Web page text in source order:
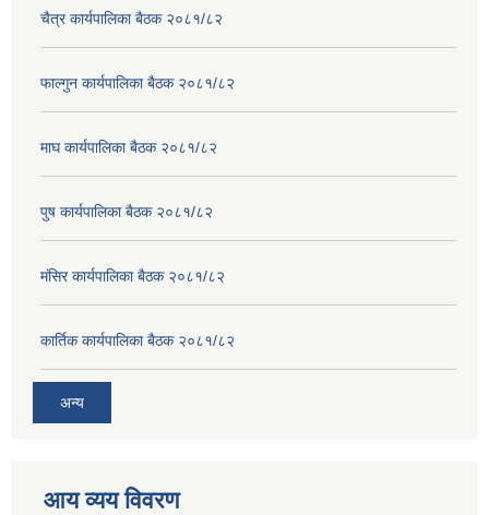
चैत्र कार्यपालिका बैठक २०८१/८२
फाल्गुन कार्यपालिका बैठक २०८१/८२
माघ कार्यपालिका बैठक २०८१/८२
पुष कार्यपालिका बैठक २०८१/८२
मंसिर कार्यपालिका बैठक २०८१/८२
कार्तिक कार्यपालिका बैठक २०८१/८२
अन्य
आय व्यय विवरण